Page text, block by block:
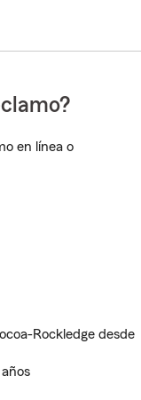
en línea o
Rockledge desde